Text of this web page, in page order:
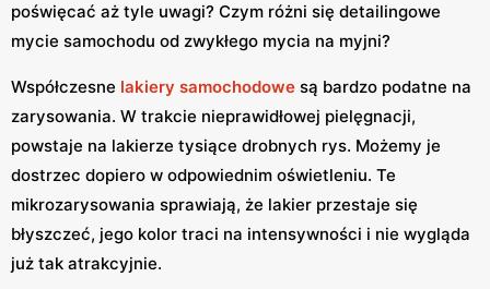
poświęcać aż tyle uwagi? Czym różni się detailingowe
mycie samochodu od zwykłego mycia na myjni?
Współczesne lakiery samochodowe są bardzo podatne na
zarysowania. W trakcie nieprawidłowej pielęgnacji,
powstaje na lakierze tysiące drobnych rys. Możemy je
dostrzec dopiero w odpowiednim oświetleniu. Te
mikrozarysowania sprawiają, że lakier przestaje się
błyszczeć, jego kolor traci na intensywności i nie wygląda
już tak atrakcyjnie.